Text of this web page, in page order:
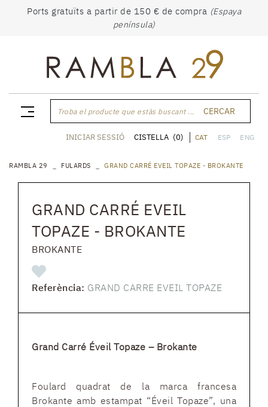
Ports gratuïts a partir de 150 € de compra (Espaya
península)
Troba el producte que estàs buscant ... CERCAR
CAT ESP ENG
INICIAR SESSIÓ CISTELLA (0)
RAMBLA 29 FULARDS GRAND CARRÉ EVEIL TOPAZE - BROKANTE
GRAND CARRÉ EVEIL
TOPAZE - BROKANTE
BROKANTE
Referència: GRAND CARRE EVEIL TOPAZE
Grand Carré Éveil Topaze – Brokante
Foulard quadrat de la marca francesa
Brokante amb estampat “Éveil Topaze”, una